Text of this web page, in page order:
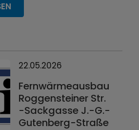
22.05.2026
Fernwärmeausbau
Roggensteiner Str.
-Sackgasse J.-G.-
Gutenberg-Straße